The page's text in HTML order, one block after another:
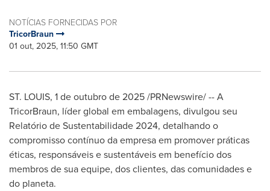
NOTÍCIAS FORNECIDAS POR
TricorBraun
01 out, 2025, 11:50 GMT
ST. LOUIS, 1 de outubro de 2025/PRNewswire/ -- A
TricorBraun, líder global em embalagens, divulgou seu
Relatório de Sustentabilidade 2024, detalhando o
compromisso contínuo da empresa em promover práticas
éticas, responsáveis e sustentáveis em benefício dos
membros de sua equipe, dos clientes, das comunidades e
do planeta.